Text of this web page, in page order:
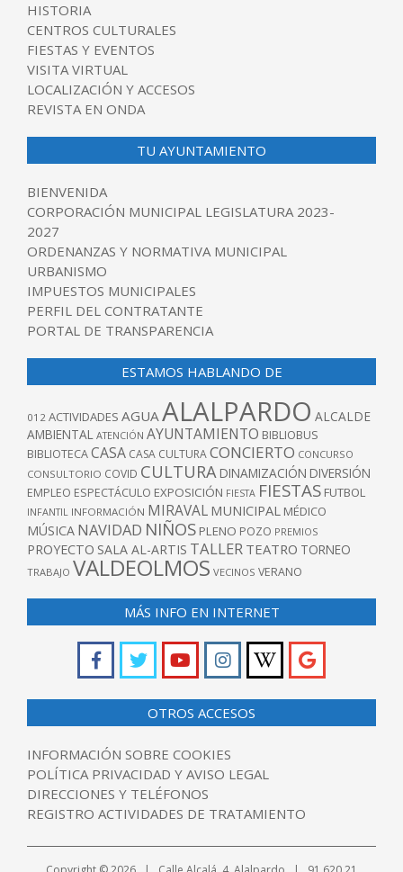
HISTORIA
CENTROS CULTURALES
FIESTAS Y EVENTOS
VISITA VIRTUAL
LOCALIZACIÓN Y ACCESOS
REVISTA EN ONDA
TU AYUNTAMIENTO
BIENVENIDA
CORPORACIÓN MUNICIPAL LEGISLATURA 2023-
2027
ORDENANZAS Y NORMATIVA MUNICIPAL
URBANISMO
IMPUESTOS MUNICIPALES
PERFIL DEL CONTRATANTE
PORTAL DE TRANSPARENCIA
ESTAMOS HABLANDO DE
012 ACTIVIDADES AGUAALALPARDO ALCALDE
AMBIENTAL ATENCIÓN AYUNTAMIENTO BIBLIOBUS
BIBLIOTECACASA CASA CULTURACONCIERTO CONCURSO
CONSULTORIO COVID CULTURA DINAMIZACIÓN DIVERSIÓN
EMPLEO ESPECTÁCULO EXPOSICIÓN FIESTA FIESTAS FUTBOL
INFANTIL INFORMACIÓN MIRAVAL MUNICIPAL MÉDICO
MÚSICA NAVIDAD NIÑOS PLENO POZO PREMIOS
PROYECTO SALA AL-ARTIS TALLER TEATRO TORNEO
TRABAJO VALDEOLMOS VECINOS VERANO
MÁS INFO EN INTERNET
OTROS ACCESOS
INFORMACIÓN SOBRE COOKIES
POLÍTICA PRIVACIDAD Y AVISO LEGAL
DIRECCIONES Y TELÉFONOS
REGISTRO ACTIVIDADES DE TRATAMIENTO